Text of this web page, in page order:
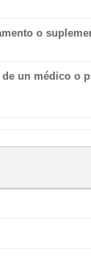
o
un médico o